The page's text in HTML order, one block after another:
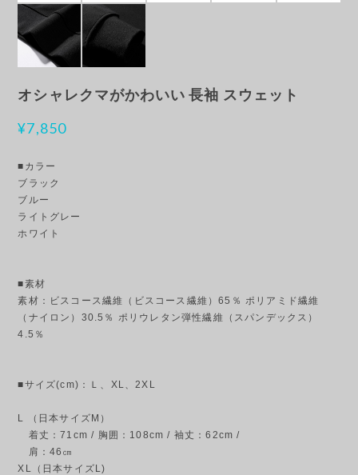
オシャレクマがかわいい 長袖 スウェット
¥7,850
■カラー
ブラック
ブルー
ライトグレー
ホワイト
■素材
素材：ビスコース繊維（ビスコース繊維）65％ ポリアミド繊維
（ナイロン）30.5％ ポリウレタン弾性繊維（スパンデックス）
4.5％
■サイズ(cm)：Ｌ、XL、2XL
L （日本サイズM）
着丈：71cm / 胸囲：108cm / 袖丈：62cm /
肩：46㎝
XL（日本サイズL)